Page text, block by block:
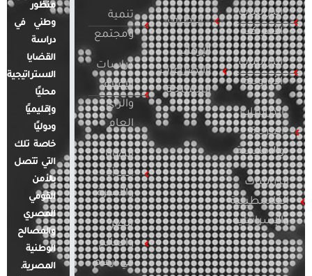
الدراسات
الأمريكية
الدراسات
الأوروبية
الدراسات
العربية
والإقليمية
الدراسات
الفلسطينية
والإسرائيلية
التطرف
الإرهاب
والصراعات
المسلحة
تنمية
ومجتمع
دراسات
الإعلام
والرأي
العام
قضايا
المرأة
والأسرة
مصر
والعالم
في أرقام
منظور
وطني في
دراسة
القضايا
الاستراتيجية
محليًا
وإقليميًا
ودوليًا
خاصة تلك
التي تتصل
بالأمن
القومي
المصري
والمصالح
الوطنية
المصرية.